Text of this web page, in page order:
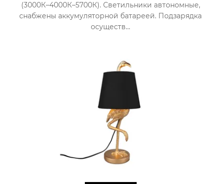
(3000К–4000К–5700К). Светильники автономные,
снабжены аккумуляторной батареей. Подзарядка
осуществ...